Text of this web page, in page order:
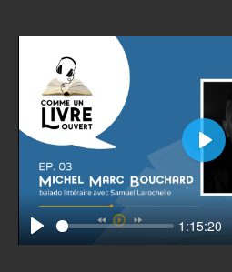
Play
1:15:20
Play